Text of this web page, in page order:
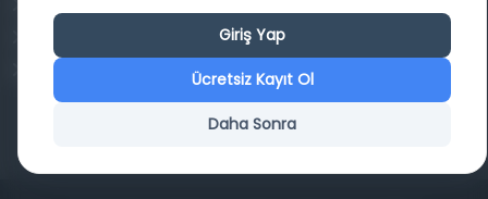
Transkripsiyon Alfabesi Çevirisi
Tarihi Dokümanlarda Görüntü İyileştirilmesi
Giriş Yap
Ücretsiz Kayıt Ol
Daha Sonra